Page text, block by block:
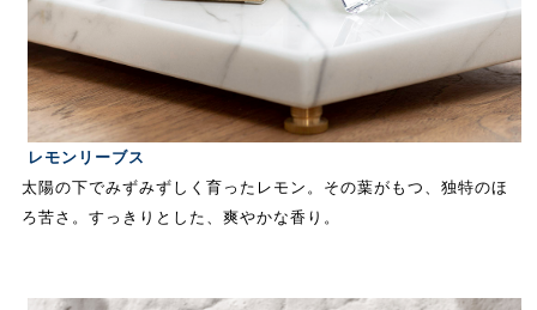
レモンリーブス
太陽の下でみずみずしく育ったレモン。その葉がもつ、独特のほ
ろ苦さ。すっきりとした、爽やかな香り。